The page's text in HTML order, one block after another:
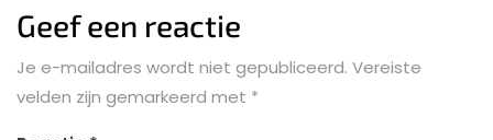
Geef een reactie
Je e-mailadres wordt niet gepubliceerd. Vereiste
velden zijn gemarkeerd met *